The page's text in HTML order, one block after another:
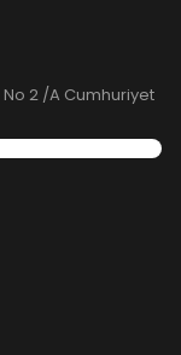
2 /A Cumhuriyet